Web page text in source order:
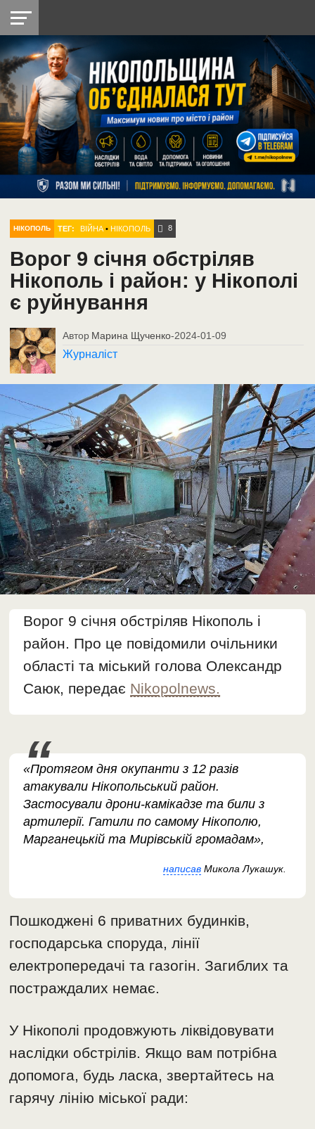
НІКОПОЛЬ
РАЙОН
СІЧЕСЛАВСЬКА
УКРАЇНА
РЕТРО
НІКОПОЛЬ
ЛАЙТ
УКРАЇНА
ДОПОМОГА
РАДІО
НІКОПОЛЬ ТЕГ: ВІЙНА •НІКОПОЛЬ 8
Ворог 9 січня обстріляв
Нікополь і район: у Нікополі
є руйнування
Автор Марина Щученко-2024-01-09
Журналіст
Ворог 9 січня обстріляв Нікополь і
район. Про це повідомили очільники
області та міський голова Олександр
Саюк, передає Nikopolnews.
«Протягом дня окупанти з 12 разів
атакували Нікопольський район.
Застосували дрони-камікадзе та били з
артилерії. Гатили по самому Нікополю,
Марганецькій та Мирівській громадам»,
написавМикола Лукашук.
Пошкоджені 6 приватних будинків,
господарська споруда, лінії
електропередачі та газогін. Загиблих та
постраждалих немає.
У Нікополі продовжують ліквідовувати
наслідки обстрілів. Якщо вам потрібна
допомога, будь ласка, звертайтесь на
гарячу лінію міської ради: